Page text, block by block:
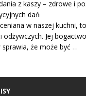
z kaszy – zdrowe i
dań
w naszej kuchni,
odżywczych. Jej
sprawia, że może być …